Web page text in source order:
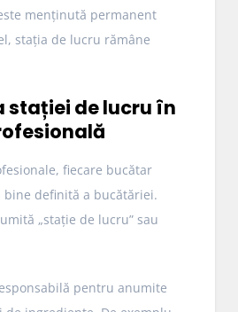
menținută permanent
stația de lucru rămâne
stației de lucru în
fiecare bucătar
bine definită a bucătăriei.
„stație de lucru” sau
pentru anumite